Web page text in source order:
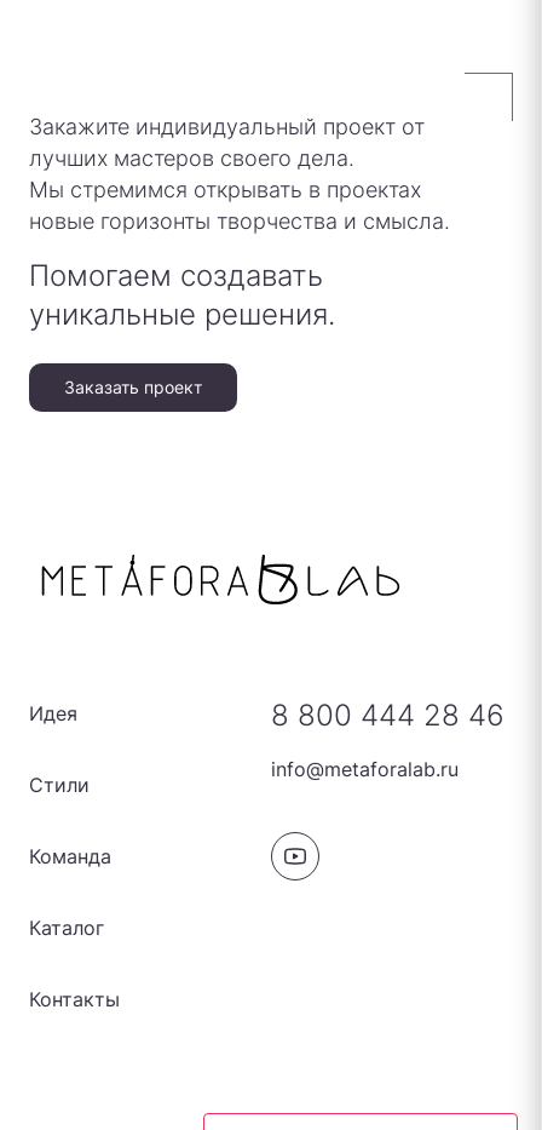
Закажите индивидуальный проект от
лучших мастеров своего дела.
Мы стремимся открывать в проектах
новые горизонты творчества и смысла.
Помогаем создавать
уникальные решения.
Заказать проект
Идея
Стили
Команда
Каталог
Контакты
8 800 444 28 46
info@metaforalab.ru